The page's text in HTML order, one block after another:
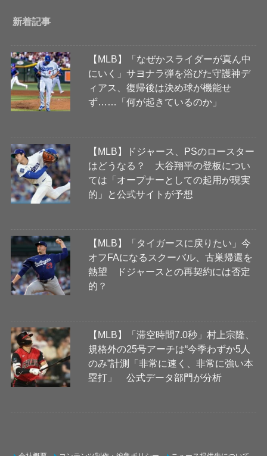
新着記事
【MLB】「なぜかスライダーが真ん中
にいく」サヨナラ弾を浴びた守護神デ
ィアス、復帰後は決め球が機能せ
ず……「何が起きているのか」
【MLB】ドジャース、PSのロースター
はどうなる？ 大谷翔平の登板につい
ては「オープナーとしての起用が現実
的」と公式サイトが予想
【MLB】「タイガースに戻りたい」今
オフFAになるスクーバル、古巣帰還を
熱望 ドジャースとの再契約には否定
的？
【MLB】「滞空時間7.0秒」村上宗隆、
規格外の25号アーチは“今季わずか5人
のみ”計測「非常に速く、非常に強い本
塁打」 公式データ部門が分析